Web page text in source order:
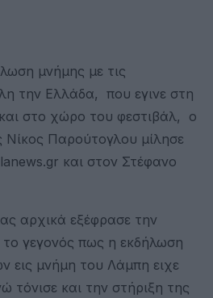
μνήμης με τις
την Ελλάδα, που εγινε στη
στο χώρο του φεστιβάλ, ο
Παρούτογλου μίλησε
και στον Στέφανο
αρχικά εξέφρασε την
το γεγονός πως η εκδήλωση
εις μνήμη του Λάμπη ειχε
τόνισε και την στήριξη της